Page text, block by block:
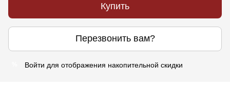
Купить
Перезвонить вам?
Войти для отображения накопительной скидки